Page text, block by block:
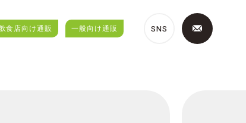
食店向け通販 一般向け通販 SNS